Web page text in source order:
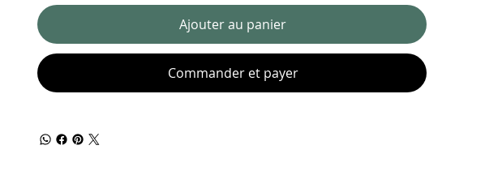
Ajouter au panier
Commander et payer